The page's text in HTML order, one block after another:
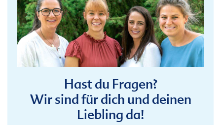
Hast du Fragen?
Wir sind für dich und deinen
Liebling da!